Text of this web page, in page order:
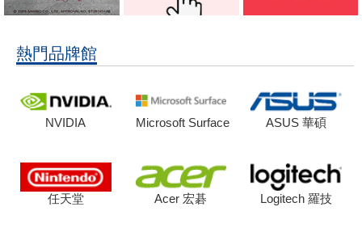
熱門品牌館
NVIDIA Microsoft Surface ASUS 華碩
任天堂 Acer 宏碁 Logitech 羅技